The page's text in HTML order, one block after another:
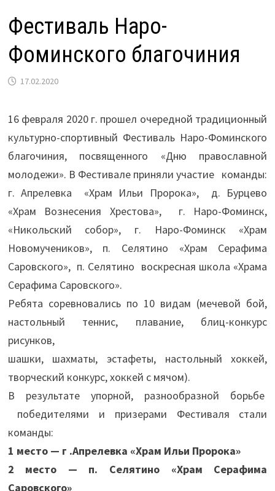
Фестиваль Наро-
Фоминского благочиния
17.02.2020
16 февраля 2020 г. прошел очередной традиционный
культурно-спортивный Фестиваль Наро-Фоминского
благочиния, посвященного «Дню православной
молодежи». В Фестивале приняли участие команды:
г. Апрелевка «Храм Ильи Пророка», д. Бурцево
«Храм Вознесения Хрестова», г. Наро-Фоминск,
«Никольский собор», г. Наро-Фоминск «Храм
Новомучеников», п. Селятино «Храм Серафима
Саровского», п. Селятино воскресная школа «Храма
Серафима Саровского».
Ребята соревновались по 10 видам (мечевой бой,
настольный теннис, плавание, блиц-конкурс
рисунков,
шашки, шахматы, эстафеты, настольный хоккей,
творческий конкурс, хоккей с мячом).
В результате упорной, разнообразной борьбе
победителями и призерами Фестиваля стали
команды:
1 место — г .Апрелевка «Храм Ильи Пророка»
2 место — п. Селятино «Храм Серафима
Саровского»